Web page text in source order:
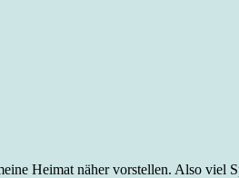
Heimat näher vorstellen. Also viel